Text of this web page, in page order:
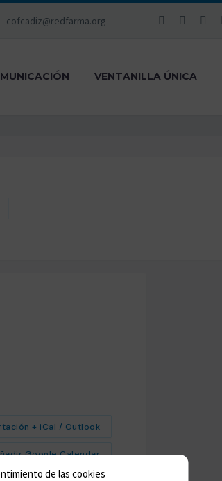
de las cookies
cofcadiz@redfarma.org
VENTANILLA ÚNICA
Google Calendar
+ iCal / Outlook